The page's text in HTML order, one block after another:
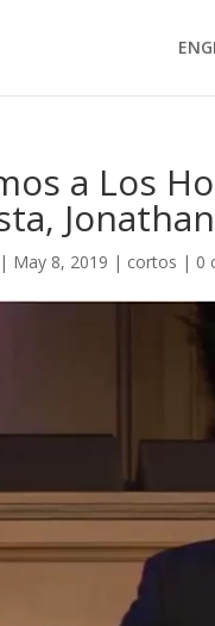
a Los
| May 8, 2019 | cortos | 0